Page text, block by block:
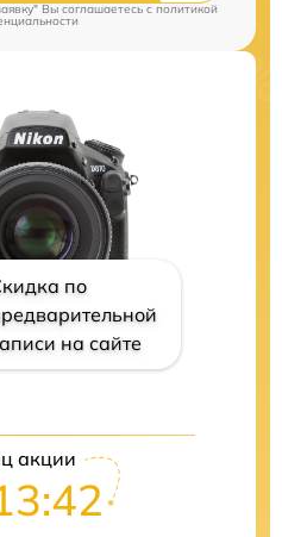
Вы соглашаетесь cполитикой
по
на сайте
акции